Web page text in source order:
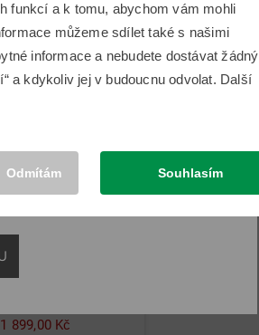
1 899,00 Kč
House?
funkcí a k tomu, abychom vám mohli
můžeme sdílet také s našimi
informace a nebudete dostávat žádný
a kdykoliv jej v budoucnu odvolat. Další
Odmítám Souhlasím